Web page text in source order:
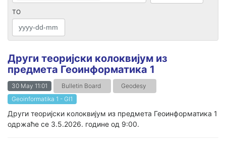
TO
Други теоријски колоквијум из
предмета Геоинформатика 1
30 May 11:01 Bulletin Board
Geodesy
Geoinformatika 1 - GI1
Други теоријски колоквијум из предмета Геоинформатика 1
одржаће се 3.5.2026. године од 9:00.